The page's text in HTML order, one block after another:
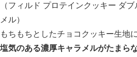
（フィルド プロテインクッキー ダ
メル）
もちもちとしたチョコクッキー生地に
塩気のある濃厚キャラメルがたまら